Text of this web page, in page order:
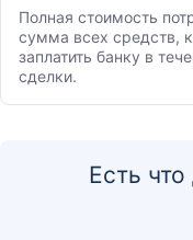
Полная стоимость
сумма всех средств,
заплатить банку в
сделки.
Есть